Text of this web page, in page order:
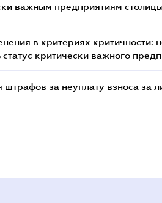
важным предприятиям
в критериях критичности:
критически важного
за неуплату взноса за